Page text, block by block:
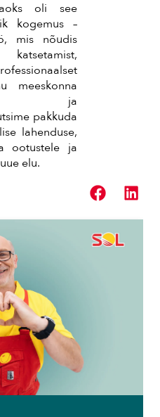
oli see
kogemus –
mis nõudis
meeskonna
ja
pakkuda
lahenduse,
ootustele ja
elu.